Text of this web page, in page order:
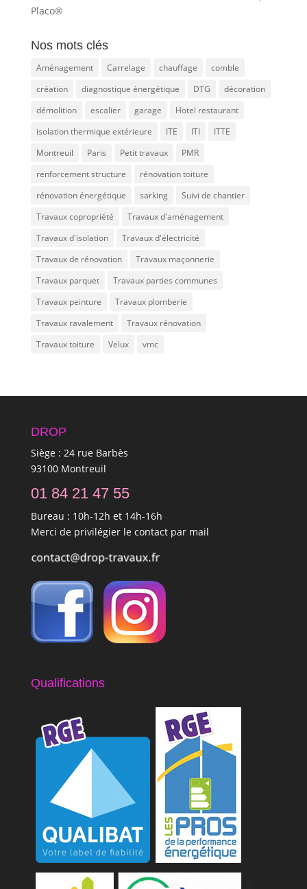
Placo®
Nos mots clés
Aménagement Carrelage chauffage
comble
création
diagnostique énergétique DTG
décoration
démolition
escalier garage
Hotel restaurant
isolation thermique extérieure
ITE ITI
ITTE
Montreuil
Paris Petit travaux
PMR
renforcement structure
rénovation toiture
rénovation énergétique
sarking
Suivi de chantier
Travaux copropriété
Travaux d'aménagement
Travaux d'isolation
Travaux d'électricité
Travaux de rénovation
Travaux maçonnerie
Travaux parquet
Travaux parties communes
Travaux peinture
Travaux plomberie
Travaux ravalement
Travaux rénovation
Travaux toiture
Velux vmc
DROP
Siège : 24 rue Barbès
93100 Montreuil
01 84 21 47 55
Bureau : 10h-12h et 14h-16h
Merci de privilégier le contact par mail
Qualifications